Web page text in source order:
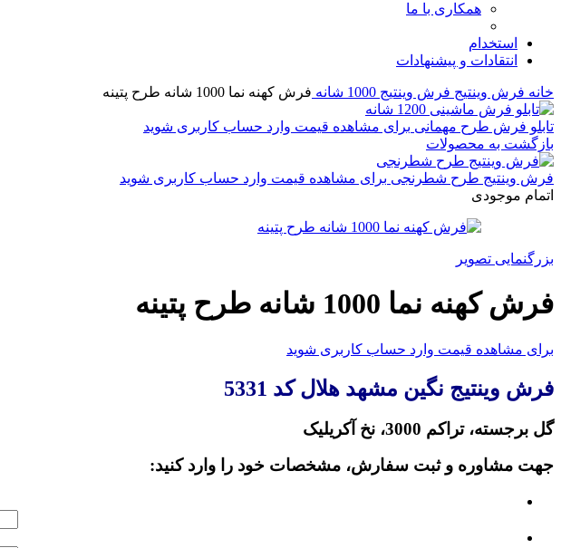
همکاری با ما
استخدام
انتقادات و پیشنهادات
خانه فرش وینتیج فرش وینتیج 1000 شانه فرش کهنه نما 1000 شانه طرح پتینه
تابلو فرش طرح مهمانی برای مشاهده قیمت وارد حساب کاربری شوید
بازگشت به محصولات
فرش وینتیج طرح شطرنجی برای مشاهده قیمت وارد حساب کاربری شوید
اتمام موجودی
بزرگنمایی تصویر
فرش کهنه نما 1000 شانه طرح پتینه
برای مشاهده قیمت وارد حساب کاربری شوید
فرش وینتیج نگین مشهد هلال کد 5331
گل برجسته، تراکم 3000، نخ آکریلیک
جهت مشاوره و ثبت سفارش، مشخصات خود را وارد کنید: